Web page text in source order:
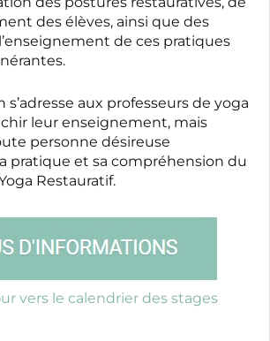
des élèves, ainsi que des
de ces pratiques
aux professeurs de yoga
leur enseignement, mais
personne désireuse
pratique et sa compréhension du
Restauratif.
vers le calendrier des stages